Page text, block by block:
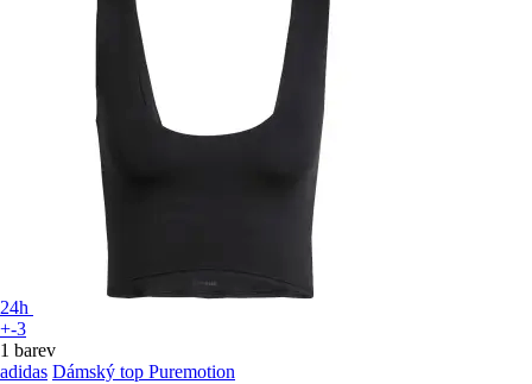
24h
+-3
1 barev
adidas Dámský top Puremotion